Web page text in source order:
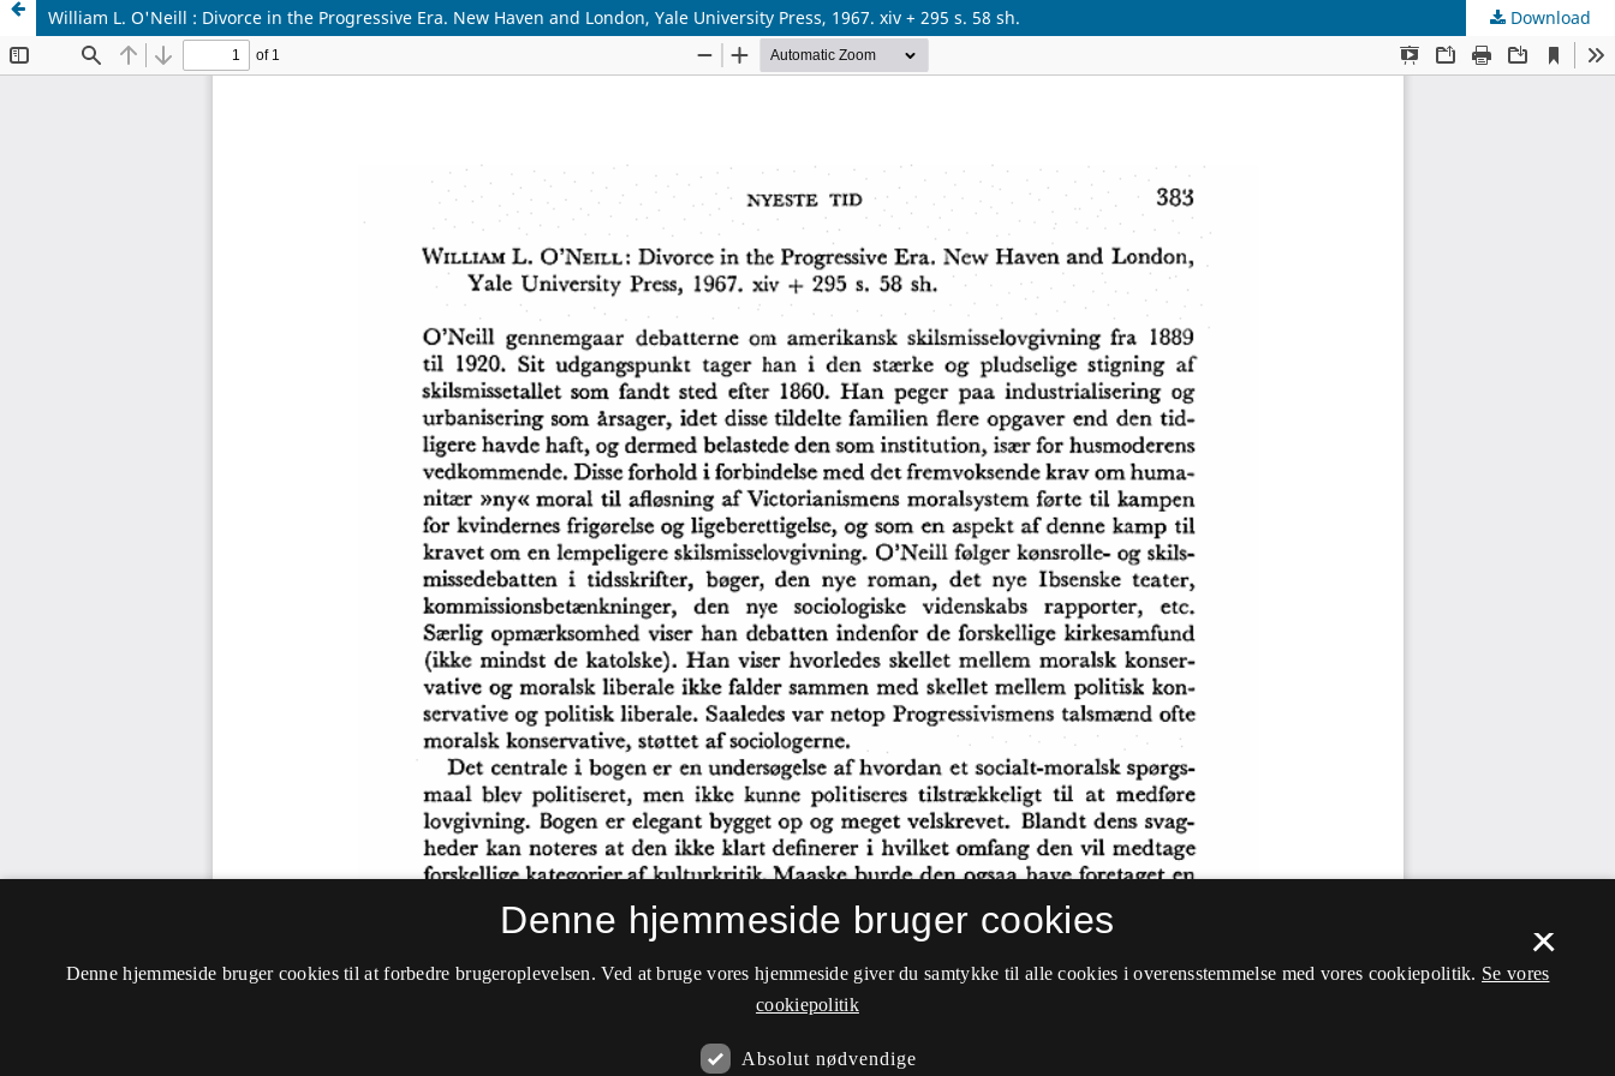
William L. O'Neill : Divorce in the Progressive Era. New Haven and London, Yale University Press, 1967. xiv + 295 s. 58 sh. Download
×
Denne hjemmeside bruger cookies
Denne hjemmeside bruger cookies til at forbedre brugeroplevelsen. Ved at bruge vores hjemmeside giver du samtykke til alle cookies i overensstemmelse med vores cookiepolitik. Se vores
cookiepolitik
Absolut nødvendige